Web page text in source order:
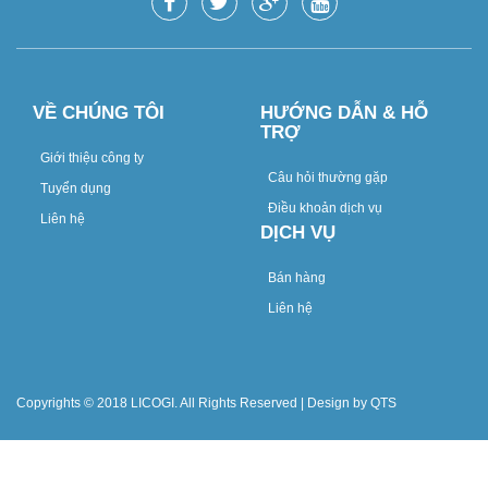
VỀ CHÚNG TÔI
Giới thiệu công ty
Tuyển dụng
Liên hệ
HƯỚNG DẪN & HỖ
TRỢ
Câu hỏi thường gặp
Điều khoản dịch vụ
DỊCH VỤ
Bán hàng
Liên hệ
Copyrights © 2018 LICOGI. All Rights Reserved | Design by QTS